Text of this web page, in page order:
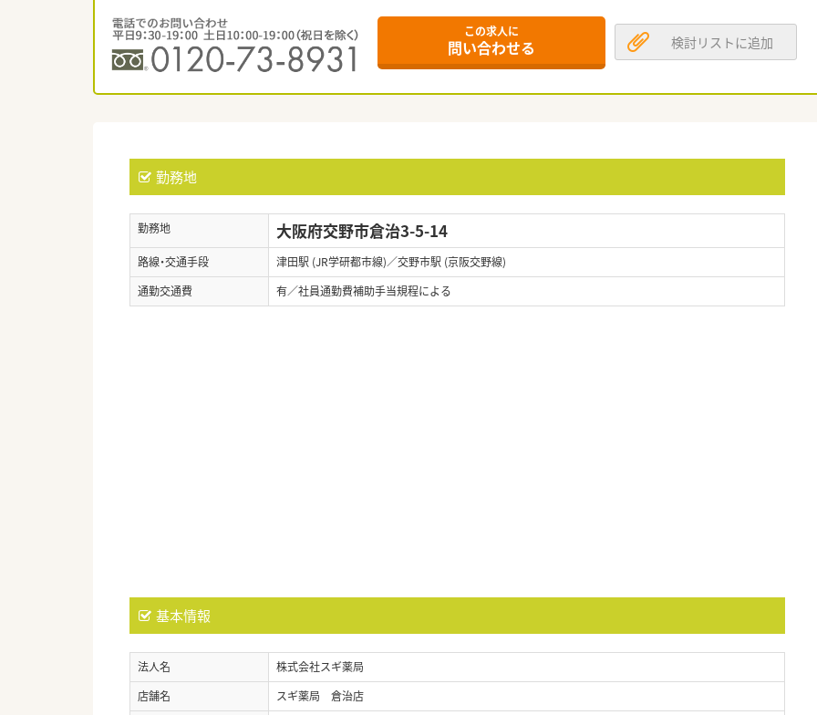
この求人に
問い合わせる 検討リストに追加
勤務地
勤務地 大阪府交野市倉治3-5-14
路線・交通手段
津田駅 (JR学研都市線)／交野市駅 (京阪交野線)
通勤交通費
有／社員通勤費補助手当規程による
基本情報
法人名
株式会社スギ薬局
店舗名
スギ薬局 倉治店